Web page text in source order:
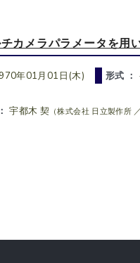
カメラパラメータを用
年01月01日(木) 形式 ：
宇都木 契 （株式会社 日立製作所